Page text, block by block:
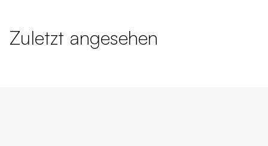
Zuletzt angesehen